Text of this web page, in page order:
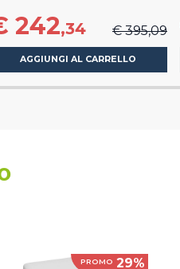
242,34 € 395,09
AGGIUNGI AL CARRELLO
PROMO 29%